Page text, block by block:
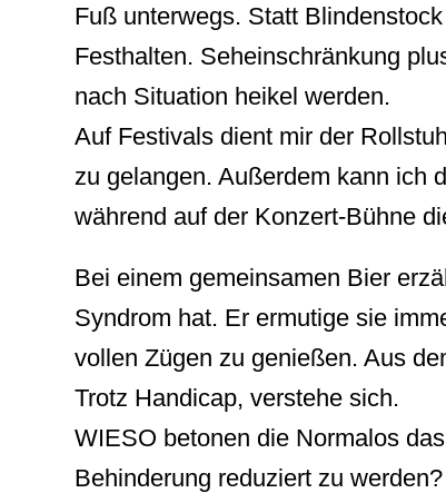
Fuß unterwegs. Statt
Festhalten. Seheinschränkung
nach Situation heikel werden.
Auf Festivals dient mir der
zu gelangen. Außerdem kann ich
während auf der Konzert-Bühne
Bei einem gemeinsamen Bier
Syndrom hat. Er ermutige sie
vollen Zügen zu genießen. Aus
Trotz Handicap, verstehe sich.
WIESO betonen die Normalos
Behinderung reduziert zu werden?